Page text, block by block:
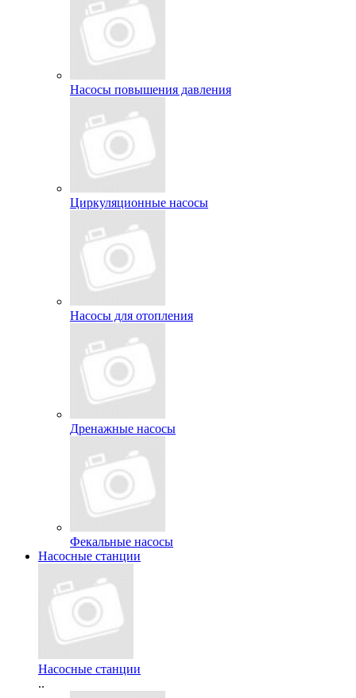
Насосы повышения давления
Циркуляционные насосы
Насосы для отопления
Дренажные насосы
Фекальные насосы
Насосные станции
Насосные станции
..